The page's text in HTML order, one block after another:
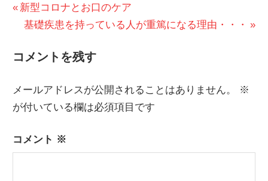
投
稿
ナ
ゲ
シ
前
の
稿:
新型コロナとお口のケア
次
投
基礎疾患を持っている人が重篤になる理由・・・
コメントを残す
メールアドレスが公開されることはありません。
※
が付いている欄は必須項目です
コメント ※